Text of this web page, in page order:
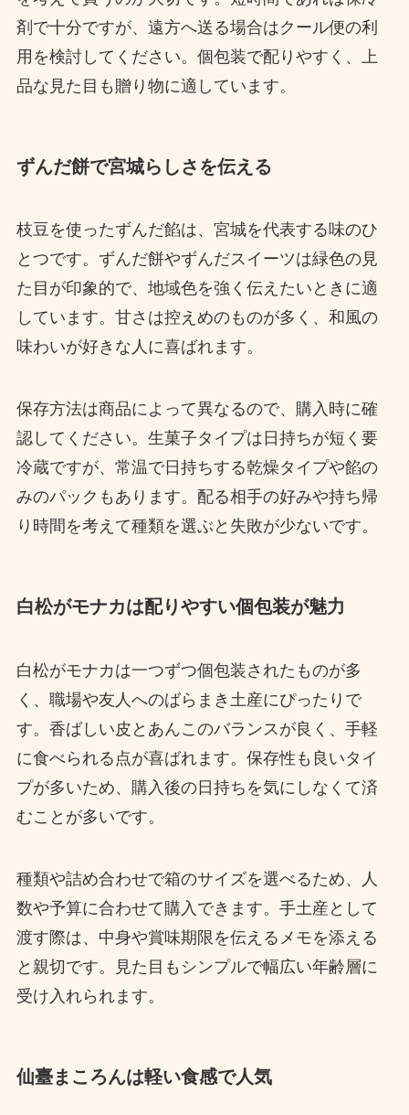
剤で十分ですが、遠方へ送る場合はクール便の利
用を検討してください。個包装で配りやすく、上
品な見た目も贈り物に適しています。
ずんだ餅で宮城らしさを伝える
枝豆を使ったずんだ餡は、宮城を代表する味のひ
とつです。ずんだ餅やずんだスイーツは緑色の見
た目が印象的で、地域色を強く伝えたいときに適
しています。甘さは控えめのものが多く、和風の
味わいが好きな人に喜ばれます。
保存方法は商品によって異なるので、購入時に確
認してください。生菓子タイプは日持ちが短く要
冷蔵ですが、常温で日持ちする乾燥タイプや餡の
みのパックもあります。配る相手の好みや持ち帰
り時間を考えて種類を選ぶと失敗が少ないです。
白松がモナカは配りやすい個包装が魅力
白松がモナカは一つずつ個包装されたものが多
く、職場や友人へのばらまき土産にぴったりで
す。香ばしい皮とあんこのバランスが良く、手軽
に食べられる点が喜ばれます。保存性も良いタイ
プが多いため、購入後の日持ちを気にしなくて済
むことが多いです。
種類や詰め合わせで箱のサイズを選べるため、人
数や予算に合わせて購入できます。手土産として
渡す際は、中身や賞味期限を伝えるメモを添える
と親切です。見た目もシンプルで幅広い年齢層に
受け入れられます。
仙臺まころんは軽い食感で人気